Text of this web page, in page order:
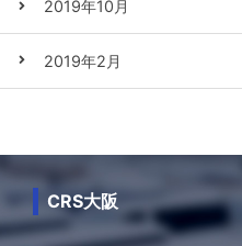
2019年10月
2019年2月
CRS大阪